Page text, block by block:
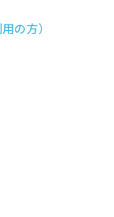
の方）